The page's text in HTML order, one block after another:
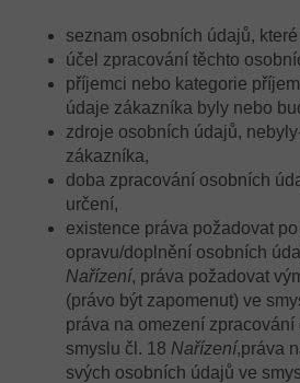
seznam osobních údajů,
účel zpracování těchto
příjemci nebo kategorie
údaje zákazníka byly nebo
zdroje osobních údajů,
zákazníka,
doba zpracování osobních
určení,
existence práva požadovat
opravu/doplnění osobních
Nařízení, práva požadovat
(právo být zapomenut) ve
práva na omezení
smyslu čl. 18 Nařízení,práva
svých osobních údajů ve